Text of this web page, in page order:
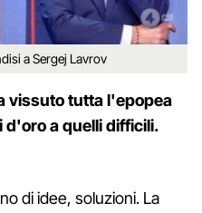
a Sergej Lavrov
vissuto tutta l'epopea
a quelli difficili.
di idee, soluzioni. La